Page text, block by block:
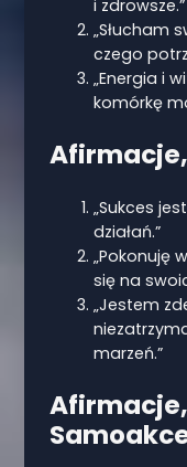
i zdrowsze.”
„Słucham
czego
„Energia i
komórkę
„Sukces
działań.”
„Pokonuję
się na
„Jestem
marzeń.”